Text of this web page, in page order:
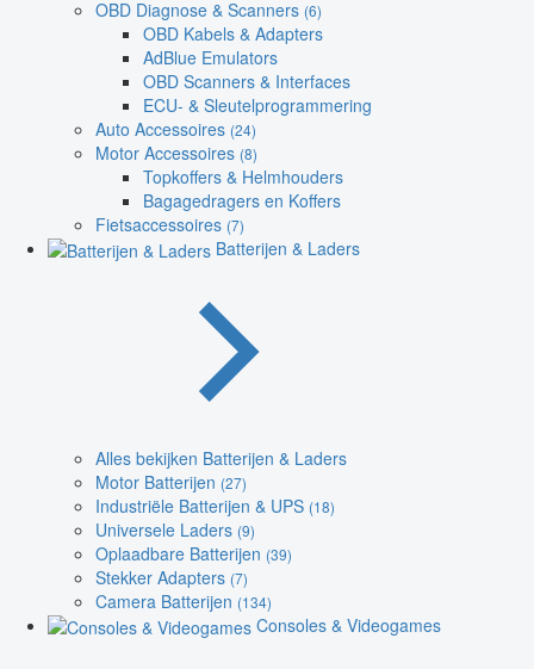
OBD Diagnose & Scanners (6)
OBD Kabels & Adapters
AdBlue Emulators
OBD Scanners & Interfaces
ECU- & Sleutelprogrammering
Auto Accessoires (24)
Motor Accessoires (8)
Topkoffers & Helmhouders
Bagagedragers en Koffers
Fietsaccessoires (7)
Batterijen & Laders
Alles bekijken Batterijen & Laders
Motor Batterijen (27)
Industriële Batterijen & UPS (18)
Universele Laders (9)
Oplaadbare Batterijen (39)
Stekker Adapters (7)
Camera Batterijen (134)
Consoles & Videogames